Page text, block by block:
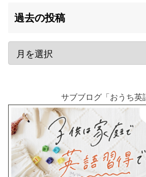
過去の投稿
サブブログ「おうち英